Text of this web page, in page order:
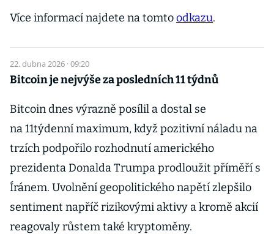
Více informací najdete na tomtoodkazu.
22. dubna 2026 · 09:20
Bitcoin je nejvýše za posledních 11 týdnů
Bitcoin dnes výrazně posílil a dostal se
na 11týdenní maximum, když pozitivní náladu na
trzích podpořilo rozhodnutí amerického
prezidenta Donalda Trumpa prodloužit příměří s
Íránem. Uvolnění geopolitického napětí zlepšilo
sentiment napříč rizikovými aktivy a kromě akcií
reagovaly růstem také kryptoměny.